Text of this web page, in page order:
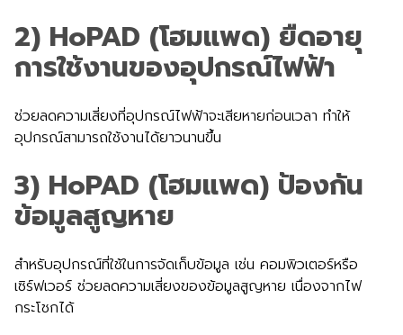
2) HoPAD (โฮมแพด) ยืดอายุ
การใช้งานของอุปกรณ์ไฟฟ้า
ช่วยลดความเสี่ยงที่อุปกรณ์ไฟฟ้าจะเสียหายก่อนเวลา ทำให้
อุปกรณ์สามารถใช้งานได้ยาวนานขึ้น
3) HoPAD (โฮมแพด) ป้องกัน
ข้อมูลสูญหาย
สำหรับอุปกรณ์ที่ใช้ในการจัดเก็บข้อมูล เช่น คอมพิวเตอร์หรือ
เซิร์ฟเวอร์ ช่วยลดความเสี่ยงของข้อมูลสูญหาย เนื่องจากไฟ
กระโชกได้